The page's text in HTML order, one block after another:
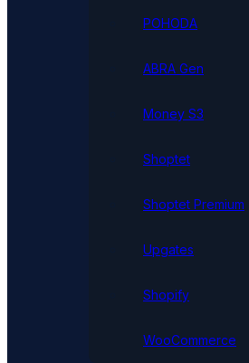
POHODA
ABRA Gen
Money S3
Shoptet
Shoptet Premium
Upgates
Shopify
WooCommerce